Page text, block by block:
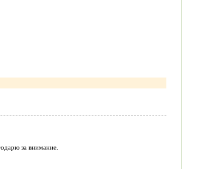
за внимание.